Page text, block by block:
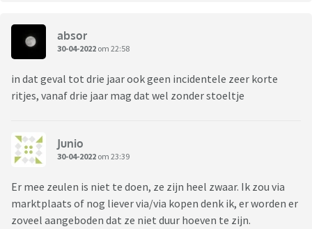
absor
30-04-2022 om 22:58
in dat geval tot drie jaar ook geen incidentele zeer korte
ritjes, vanaf drie jaar mag dat wel zonder stoeltje
Junio
30-04-2022 om 23:39
Er mee zeulen is niet te doen, ze zijn heel zwaar. Ik zou via
marktplaats of nog liever via/via kopen denk ik, er worden er
zoveel aangeboden dat ze niet duur hoeven te zijn.